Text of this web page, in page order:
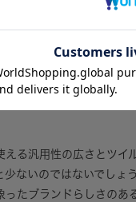
る汎用性の広さとツ
ないのではないでし
たブランドらしさのあ